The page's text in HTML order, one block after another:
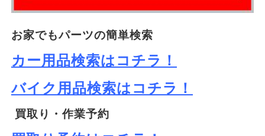
お家でもパーツの簡単検索
カー用品検索はコチラ！
バイク用品検索はコチラ！
買取り・作業予約